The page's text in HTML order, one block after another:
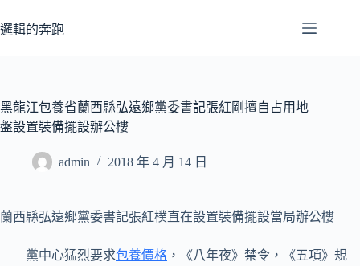
至
容
邏輯的奔跑
黑龍江包養省蘭西縣弘遠鄉黨委書記張紅剛擅自占用地
盤設置裝備擺設辦公樓
admin 2018 年 4 月 14 日
蘭西縣弘遠鄉黨委書記張紅樸直在設置裝備擺設當局辦公樓
黨中心猛烈要求包養價格 ，《八年夜》禁令，《五項》規